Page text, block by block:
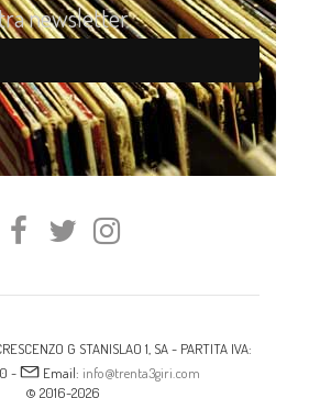
newsletter
G STANISLAO 1, SA - PARTITA IVA:
-
Email: info@trenta3giri.com
© 2016-2026